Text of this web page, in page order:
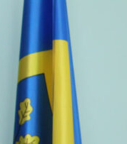
Наталья
прием граждан 6